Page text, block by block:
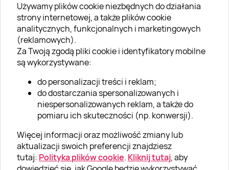
Używamy plików cookie niezbędnych do działania
strony internetowej, a także plików cookie
analitycznych, funkcjonalnych i marketingowych
(reklamowych).
Za Twoją zgodą pliki cookie i identyfikatory mobilne
są wykorzystywane:
do personalizacji treści i reklam;
do dostarczania spersonalizowanych i
niespersonalizowanych reklam, a także do
pomiaru ich skuteczności (np. konwersji).
Więcej informacji oraz możliwość zmiany lub
aktualizacji swoich preferencji znajdziesz
tutaj: Polityka plików cookie. Kliknij tutaj, aby
O SUPERPREZENTY
O nas
Aktualności
Kariera w Super Prezentach
Klub Lojalnościowy
Dodaj recenzję